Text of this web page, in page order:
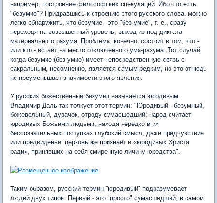
например, построение философских спекуляций. Ибо что есть
"безумие"? Придравшись к строению этого русского слова, можно
легко обнаружить, что безумие - это "без умие", т. е., сразу
переходя на возвышенный уровень, выход из-под диктата
материального разума. Проблема, конечно, состоит в том, что -
или кто - встаёт на место отключенного ума-разума. Тот случай,
когда безумие (без-умие) имеет непосредственную связь с
сакральным, несомненно, является самым редким, но это отнюдь
не преуменьшает значимости этого явления.
У русских божественный безумец называется юродивым.
Владимир Даль так толкует этот термин: "Юродивый - безумный,
божевольный, дурачок, отроду сумасшедший; народ считает
юродивых Божьими людьми, находя нередко в их
бессознательных поступках глубокий смысл, даже предчувствие
или предвиденье; церковь же признаёт и «юродивых Христа
ради», принявших на себя смиренную личину юродства".
Таким образом, русский термин "юродивый" подразумевает
людей двух типов. Первый - это "просто" сумасшедший, в самом